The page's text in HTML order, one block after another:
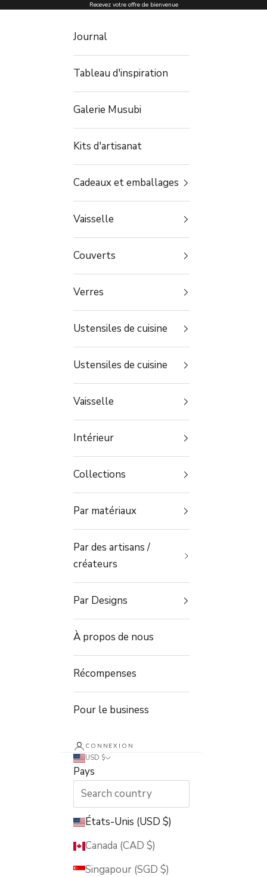
Passer au contenu Recevez votre offre de bienvenue
Journal
Tableau d'inspiration
Galerie Musubi
Kits d'artisanat
Cadeaux et emballages
Vaisselle
Couverts
Verres
Ustensiles de cuisine
Ustensiles de cuisine
Vaisselle
Intérieur
Collections
Par matériaux
Par des artisans /
créateurs
Par Designs
À propos de nous
Récompenses
Pour le business
CONNEXION
USD $
Pays
États-Unis (USD $)
Canada (CAD $)
Singapour (SGD $)